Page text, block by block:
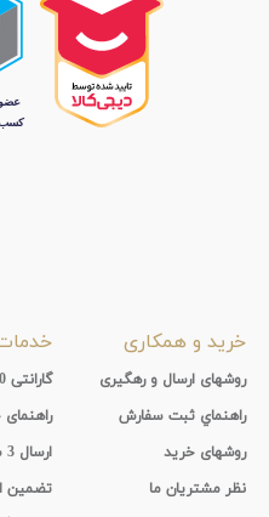
خرید و همکاری
روشهای ارسال و رهگیری
راهنماي ثبت سفارش
روشهای خرید
نظر مشتریان ما
خدمات
گارانتی 30 روز ضمانت بازگشت
ارسال 3 ساعته محصولات
تضمین